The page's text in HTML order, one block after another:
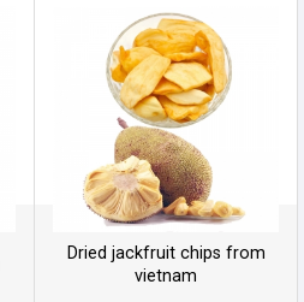
Dried jackfruit chips from
vietnam